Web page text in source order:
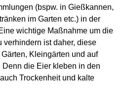
(bspw. in Gießkannen,
im Garten etc.) in der
wichtige Maßnahme um die
verhindern ist daher, diese
Kleingärten und auf
die Eier kleben in den
Trockenheit und kalte